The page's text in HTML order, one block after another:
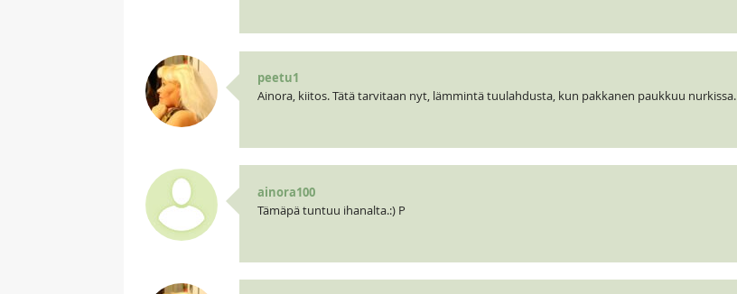
peetu1
Ainora, kiitos. Tätä tarvitaan nyt, lämmintä tuulahdusta, kun pakkanen paukkuu nurkissa.
ainora100
Tämäpä tuntuu ihanalta.:) P